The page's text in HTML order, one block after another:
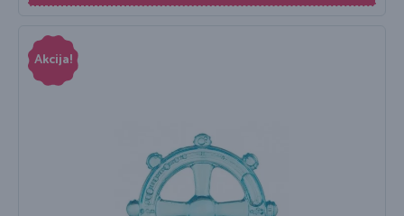
Akcija!